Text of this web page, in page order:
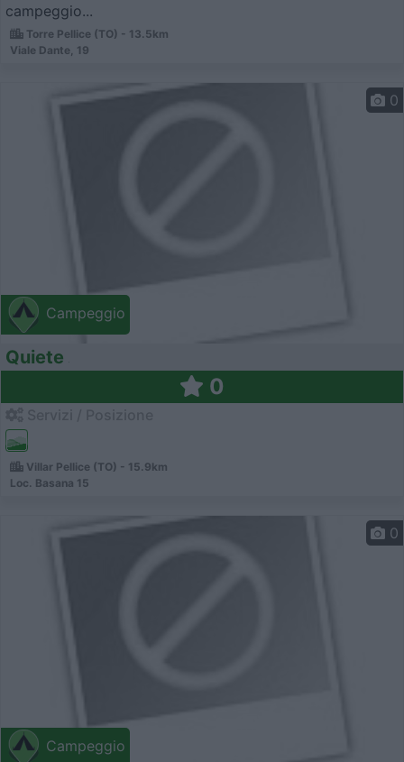
campeggio...
Torre Pellice (TO) - 13.5km
Viale Dante, 19
Campeggio
0
Quiete
0
Villar Pellice (TO) - 15.9km
Loc. Basana 15
Campeggio
0